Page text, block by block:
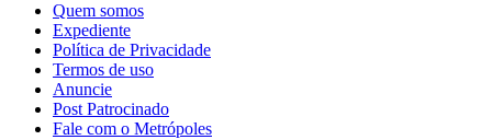
Quem somos
Expediente
Política de Privacidade
Termos de uso
Anuncie
Post Patrocinado
Fale com o Metrópoles